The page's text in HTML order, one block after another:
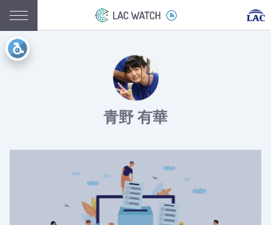
青野 有華